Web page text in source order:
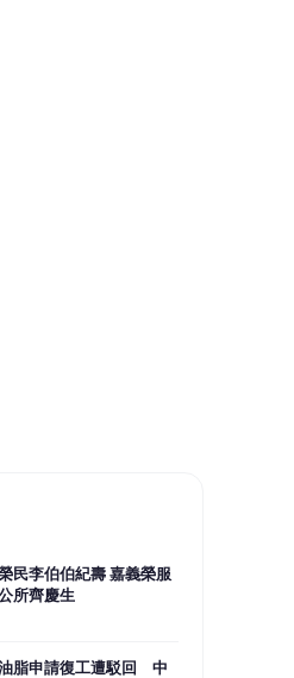
民李伯伯紀壽 嘉義榮服
所齊慶生
脂申請復工遭駁回 中